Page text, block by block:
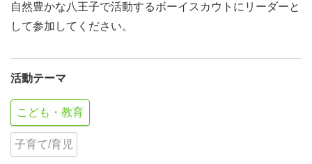
自然豊かな八王子で活動するボーイスカウトにリーダーと
して参加してください。
活動テーマ
こども・教育
子育て/育児